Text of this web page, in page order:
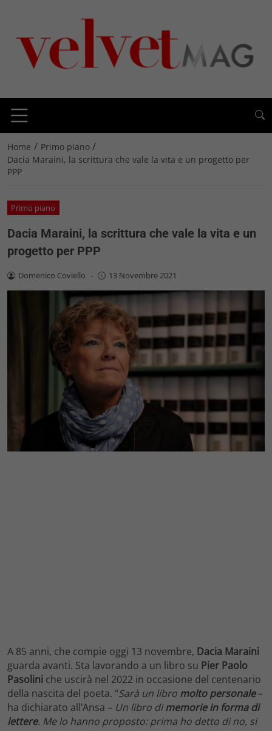
Home / Primo piano /
Dacia Maraini, la scrittura che vale la vita e un progetto per
PPP
Primo piano
Dacia Maraini, la scrittura che vale la vita e un
progetto per PPP
Domenico Coviello - 13 Novembre 2021
A 85 anni, che compie oggi 13 novembre, Dacia Maraini
guarda avanti. Sta lavorando a un libro su Pier Paolo
Pasolini che uscirà nel 2022 in occasione del centenario
della nascita del poeta. “Sarà un libro molto personale–
ha dichiarato all’Ansa – Un libro dimemorie in forma di
lettere. Me lo hanno proposto: prima ho detto di no, si